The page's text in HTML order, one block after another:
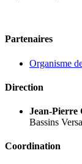
Partenaires
Organisme
Direction
Jean-Pierre
Bassins
Coordination